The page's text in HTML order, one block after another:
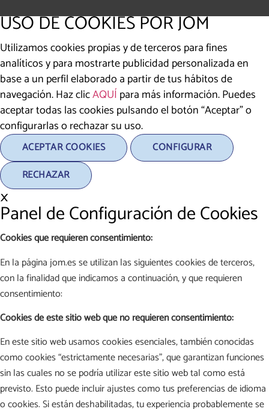
USO DE COOKIES POR JOM
Utilizamos cookies propias y de terceros para fines
analíticos y para mostrarte publicidad personalizada en
base a un perfil elaborado a partir de tus hábitos de
navegación. Haz clicAQUÍ para más información. Puedes
aceptar todas las cookies pulsando el botón “Aceptar” o
configurarlas o rechazar su uso.
ACEPTAR COOKIES
CONFIGURAR
RECHAZAR
×
Panel de Configuración de Cookies
Cookies que requieren consentimiento:
En la página jom.es se utilizan las siguientes cookies de terceros,
con la finalidad que indicamos a continuación, y que requieren
consentimiento:
Cookies de este sitio web que no requieren consentimiento:
En este sitio web usamos cookies esenciales, también conocidas
como cookies “estrictamente necesarias”, que garantizan funciones
sin las cuales no se podría utilizar este sitio web tal como está
previsto. Esto puede incluir ajustes como tus preferencias de idioma
o cookies. Si están deshabilitadas, tu experiencia probablemente se